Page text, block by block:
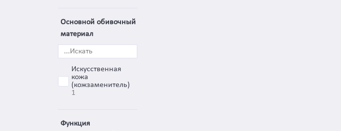
Основной обивочный
материал
Искусственная
кожа
(кожзаменитель)
1
Функция